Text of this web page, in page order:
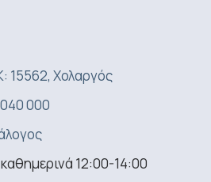
15562, Χολαργός
000
καθημερινά 12:00-14:00